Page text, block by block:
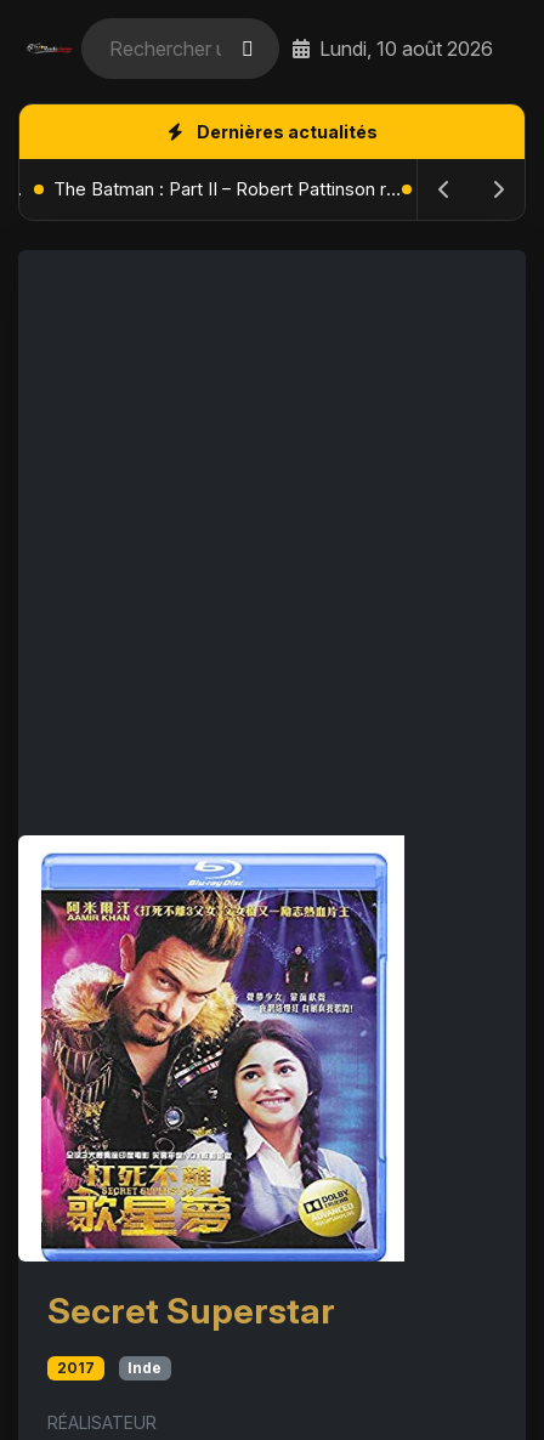
Lundi, 10 août 2026
Dernières actualités
L'Âge de Glace : Le Réveil du Volcan – Manny, Sid et Diego de retour pour une aventure explosive The Batman : Part II – Robert Pattinson replonge dans les ténèbres de Gotham dès octobre 2027
Secret Superstar
2017 Inde
RÉALISATEUR